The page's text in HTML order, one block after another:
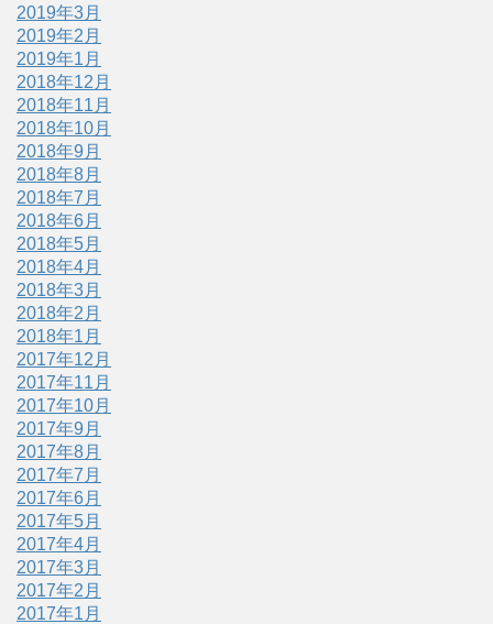
2019年3月
2019年2月
2019年1月
2018年12月
2018年11月
2018年10月
2018年9月
2018年8月
2018年7月
2018年6月
2018年5月
2018年4月
2018年3月
2018年2月
2018年1月
2017年12月
2017年11月
2017年10月
2017年9月
2017年8月
2017年7月
2017年6月
2017年5月
2017年4月
2017年3月
2017年2月
2017年1月